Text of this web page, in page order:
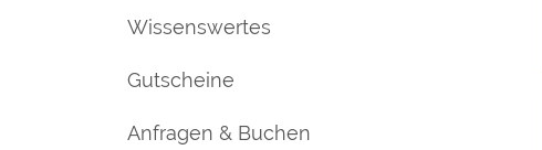
Wissenswertes
Gutscheine
Anfragen & Buchen